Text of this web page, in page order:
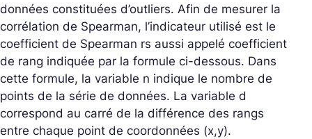
données constituées d’outliers. Afin de mesurer la
corrélation de Spearman, l’indicateur utilisé est le
coefficient de Spearman rs aussi appelé coefficient
de rang indiquée par la formule ci-dessous. Dans
cette formule, la variable n indique le nombre de
points de la série de données. La variable d
correspond au carré de la différence des rangs
entre chaque point de coordonnées (x,y).